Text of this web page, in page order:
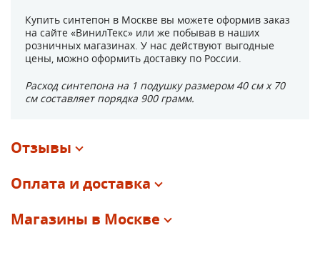
Купить синтепон в Москве вы можете оформив заказ
на сайте «ВинилТекс» или же побывав в наших
розничных магазинах. У нас действуют выгодные
цены, можно оформить доставку по России.
Расход синтепона на 1 подушку размером 40 см х 70
см составляет порядка 900 грамм.
Отзывы
Оплата и доставка
Магазины в Москве